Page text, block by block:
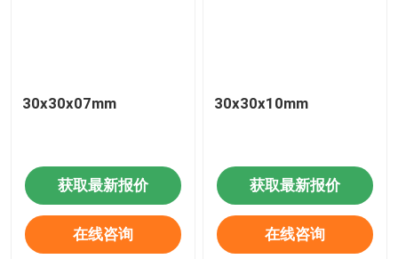
30x30x07mm
获取最新报价
在线咨询
30x30x10mm
获取最新报价
在线咨询